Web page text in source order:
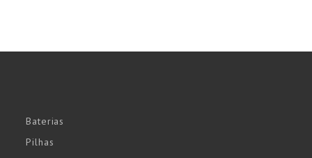
Baterias
Pilhas